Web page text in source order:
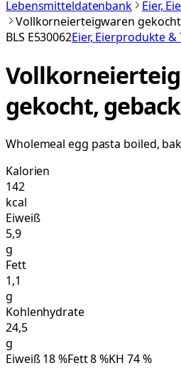
Lebensmitteldatenbank
Eier,
Vollkorneierteigwaren
BLS E530062Eier, Eierprodukte &
gekocht,
Wholemeal egg pasta boiled,
Kalorien
142
kcal
Eiweiß
5,9
g
Fett
1,1
g
Kohlenhydrate
24,5
g
Eiweiß18%Fett8%KH 74%